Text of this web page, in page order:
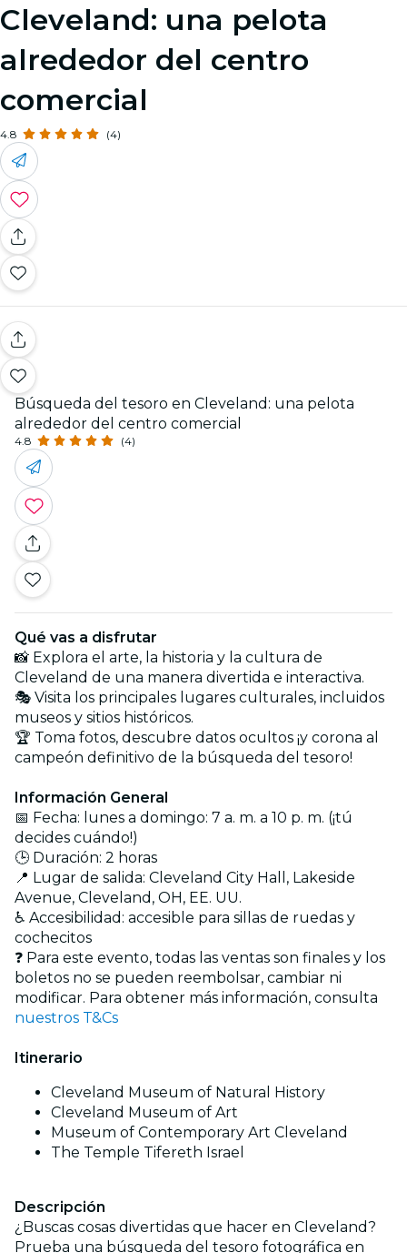
Cleveland: una pelota
alrededor del centro
comercial
4.8 (4)
Búsqueda del tesoro en Cleveland: una pelota
alrededor del centro comercial
4.8 (4)
Qué vas a disfrutar
📸 Explora el arte, la historia y la cultura de
Cleveland de una manera divertida e interactiva.
🎭 Visita los principales lugares culturales, incluidos
museos y sitios históricos.
🏆 Toma fotos, descubre datos ocultos ¡y corona al
campeón definitivo de la búsqueda del tesoro!
Información General
📅 Fecha: lunes a domingo: 7 a. m. a 10 p. m. (¡tú
decides cuándo!)
🕒 Duración: 2 horas
📍 Lugar de salida: Cleveland City Hall, Lakeside
Avenue, Cleveland, OH, EE. UU.
♿ Accesibilidad: accesible para sillas de ruedas y
cochecitos
❓ Para este evento, todas las ventas son finales y los
boletos no se pueden reembolsar, cambiar ni
modificar. Para obtener más información, consulta
nuestros T&Cs
Itinerario
Cleveland Museum of Natural History
Cleveland Museum of Art
Museum of Contemporary Art Cleveland
The Temple Tifereth Israel
Descripción
¿Buscas cosas divertidas que hacer en Cleveland?
Prueba una búsqueda del tesoro fotográfica en